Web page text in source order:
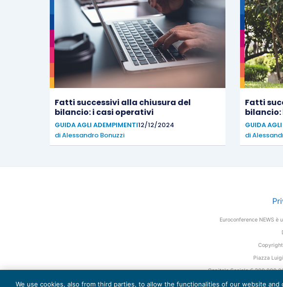
Fatti successivi alla chiusura del
bilancio: i casi operativi
GUIDA AGLI ADEMPIMENTI12/12/2024
diAlessandro Bonuzzi
Fatti
GUIDA
di
Euroconference NEWS
Piazza
Capitale Sociale €
We use cookies, also from third parties, to allow the functionalities of our website and